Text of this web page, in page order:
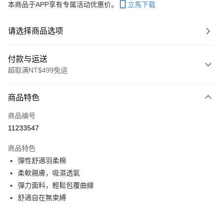
本商品于APP享有专属活动优惠价。 立馬下载
请选择商品选项
付款与运送
超取满NT$499免运
信用卡一次付款
超商取货付款
Apple Pay
街口支付
悠遊付
商品特色
商品编号
11233547
商品特色
彈性舒適羽柔棉
柔軟親膚，吸濕透氣
彈力面料，輕鬆包覆曲線
舒適自在無束縛